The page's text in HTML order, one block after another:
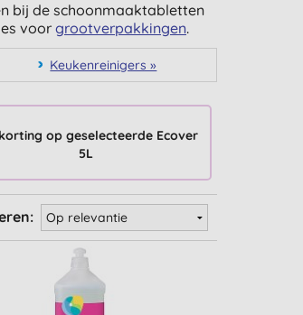
bij de schoonmaaktabletten
voorgrootverpakkingen.
Keukenreinigers »
korting op geselecteerde Ecover
5L